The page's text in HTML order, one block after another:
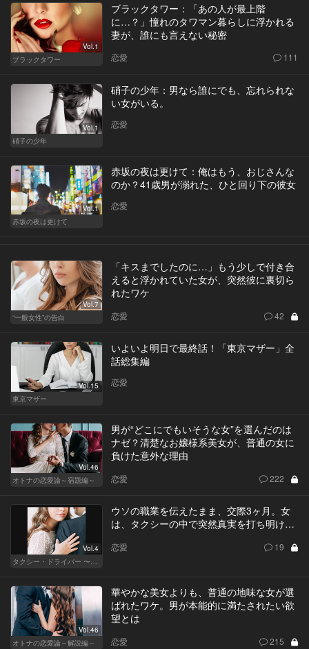
Vol.1
ブラックタワー
ブラックタワー：「あの人が最上階
に…？」憧れのタワマン暮らしに浮かれる
妻が、誰にも言えない秘密
恋愛 111
Vol.1
硝子の少年
硝子の少年：男なら誰にでも、忘れられな
い女がいる。
恋愛
Vol.1
赤坂の夜は更けて
赤坂の夜は更けて：俺はもう、おじさんな
のか？41歳男が溺れた、ひと回り下の彼女
恋愛
Vol.7
“一般女性”の告白
「キスまでしたのに…」もう少しで付き合
えると浮かれていた女が、突然彼に裏切ら
れたワケ
恋愛 42
Vol.15
東京マザー
いよいよ明日で最終話！「東京マザー」全
話総集編
恋愛
Vol.46
オトナの恋愛論～宿題編～
男が“どこにでもいそうな女”を選んだのは
ナゼ？清楚なお嬢様系美女が、普通の女に
負けた意外な理由
恋愛 222
Vol.4
タクシー・ドライバー 〜柊舞香〜
ウソの職業を伝えたまま、交際3ヶ月。女
は、タクシーの中で突然真実を打ち明け…
恋愛 19
Vol.46
オトナの恋愛論～解説編～
華やかな美女よりも、普通の地味な女が選
ばれたワケ。男が本能的に満たされたい欲
望とは
恋愛 215